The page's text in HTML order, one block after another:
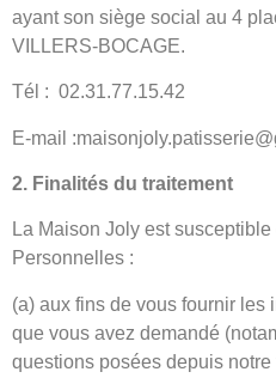
ayant son siège social au 4
VILLERS-BOCAGE.
Tél : 02.31.77.15.42
E-mail
2. Finalités du traitement
La Maison Joly est
Personnelles :
(a) aux fins de vous fournir les
que vous avez demandé
questions posées depuis notre